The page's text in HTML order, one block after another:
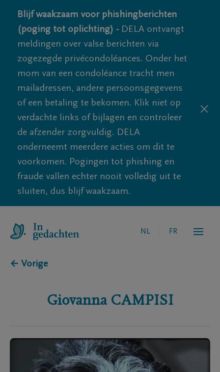
Blijf waakzaam voor phishingberichten
(poging tot oplichting) - DELA ontvangt
meldingen over valse berichten via
zogezegde privécondoléances. Onder het
mom van een condoléance tracht men
mailadressen, andere persoonsgegevens
of een betaling te bekomen. Klik niet op
verdachte links of bijlagen en controleer
de afzender zorgvuldig. DELA
onderneemt meerdere acties om dit te
voorkomen. Pogingen tot phishing en
fraude vallen echter nooit volledig uit te
sluiten, dus blijf waakzaam.
NL FR
← Vorige
Giovanna CAMPISI